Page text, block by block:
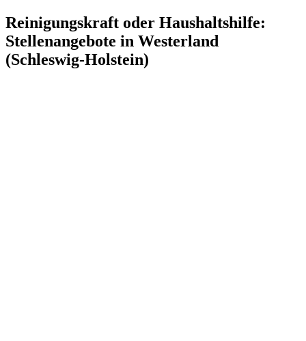
Reinigungskraft oder Haushaltshilfe:
Stellenangebote in Westerland
(Schleswig-Holstein)